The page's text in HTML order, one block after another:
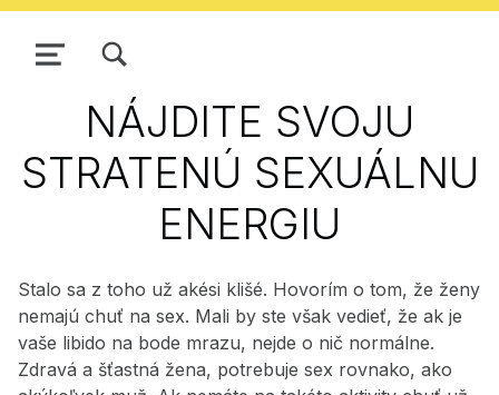
NAVIGÁCIA
NÁJDITE SVOJU
STRATENÚ SEXUÁLNU
ENERGIU
Stalo sa z toho už akési klišé. Hovorím o tom, že ženy
nemajú chuť na sex. Mali by ste však vedieť, že ak je
vaše libido na bode mrazu, nejde o nič normálne.
Zdravá a šťastná žena, potrebuje sex rovnako, ako